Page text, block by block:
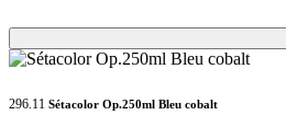
Loading...
Loading...
296.11 Sétacolor Op.250ml Bleu cobalt